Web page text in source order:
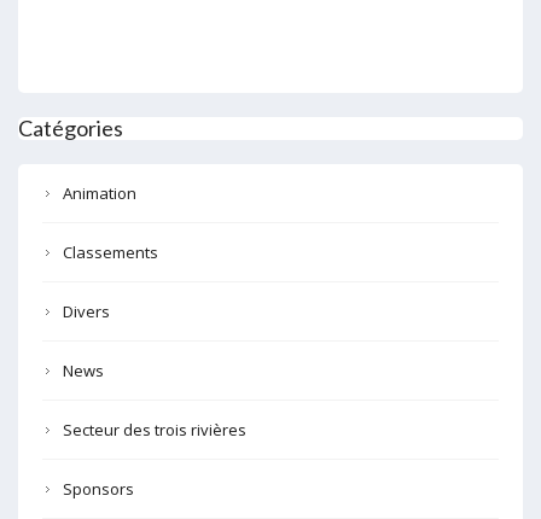
Catégories
Animation
Classements
Divers
News
Secteur des trois rivières
Sponsors